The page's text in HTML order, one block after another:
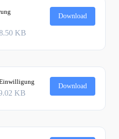
KB
Download
KB
Download